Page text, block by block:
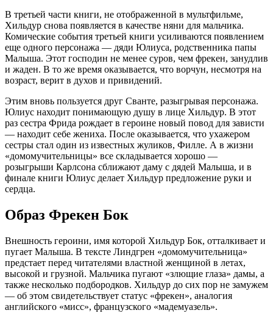
В третьей части книги, не отображенной в мультфильме,
Хильдур снова появляется в качестве няни для мальчика.
Комические события третьей книги усиливаются появлением
еще одного персонажа — дяди Юлиуса, родственника папы
Малыша. Этот господин не менее суров, чем фрекен, занудлив
и жаден. В то же время оказывается, что ворчун, несмотря на
возраст, верит в духов и привидений.
Этим вновь пользуется друг Сванте, разыгрывая персонажа.
Юлиус находит понимающую душу в лице Хильдур. В этот
раз сестра Фрида рождает в героине новый повод для зависти
— находит себе жениха. После оказывается, что ухажером
сестры стал один из известных жуликов, Филле. А в жизни
«домомучительницы» все складывается хорошо —
розыгрыши Карлсона сближают даму с дядей Малыша, и в
финале книги Юлиус делает Хильдур предложение руки и
сердца.
Образ Фрекен Бок
Внешность героини, имя которой Хильдур Бок, отталкивает и
пугает Малыша. В тексте Линдгрен «домомучительница»
предстает перед читателями властной женщиной в летах,
высокой и грузной. Мальчика пугают «злющие глаза» дамы, а
также несколько подбородков. Хильдур до сих пор не замужем
— об этом свидетельствует статус «фрекен», аналогия
английского «мисс», французского «мадемуазель».